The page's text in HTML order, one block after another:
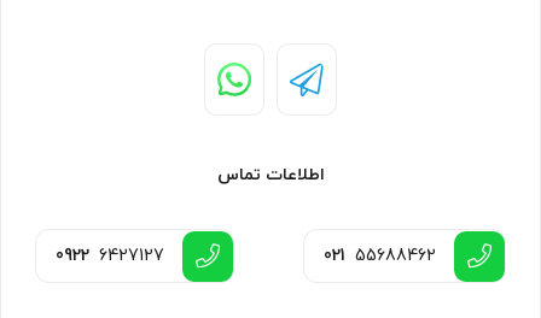
اطلاعات تماس
021 55688462
0922 6427127